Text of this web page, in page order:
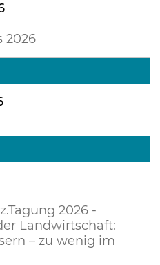
2026
2026 -
Landwirtschaft:
– zu wenig im